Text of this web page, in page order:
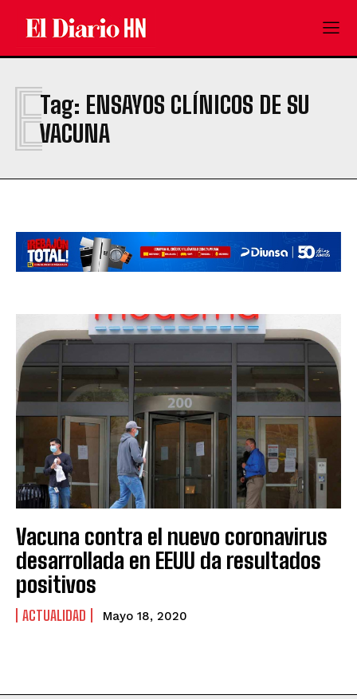
Tag: ENSAYOS CLÍNICOS DE SU
VACUNA
E
Vacuna contra el nuevo coronavirus
desarrollada en EEUU da resultados
positivos
ACTUALIDAD Mayo 18, 2020